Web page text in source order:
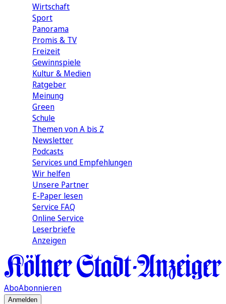
Wirtschaft
Sport
Panorama
Promis & TV
Freizeit
Gewinnspiele
Kultur & Medien
Ratgeber
Meinung
Green
Schule
Themen von A bis Z
Newsletter
Podcasts
Services und Empfehlungen
Wir helfen
Unsere Partner
E-Paper lesen
Service FAQ
Online Service
Leserbriefe
Anzeigen
AboAbonnieren
Anmelden